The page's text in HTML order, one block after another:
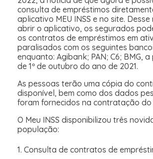
consulta de empréstimos
aplicativo MEU INSS e no site.
abrir o aplicativo, os segurados
os contratos de empréstimos em
paralisados com os seguintes
enquanto: Agibank; PAN; C6; BMG,
de 1º de outubro do ano de 2021.
As pessoas terão uma cópia do
disponível, bem como dos dados
foram fornecidos na contratação do
O Meu INSS disponibilizou três
população:
Consulta de contratos de